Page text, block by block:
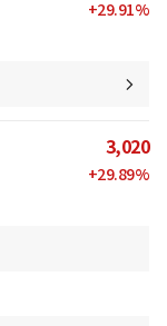
+29.91%
3,020
+29.89%